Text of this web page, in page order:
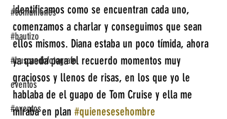
#comuniones
#bautizo
#buscandofotografo
eventos
#eventos
identificamos como se encuentran cada uno,
comenzamos a charlar y conseguimos que sean
ellos mismos. Diana estaba un poco tímida, ahora
ya queda para el recuerdo momentos muy
graciosos y llenos de risas, en los que yo le
hablaba de el guapo de Tom Cruise y ella me
miraba en plan #quienesesehombre